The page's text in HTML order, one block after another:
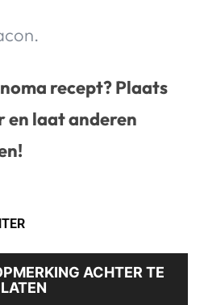
recept? Plaats
en laat anderen
ACHTER TE
LATEN